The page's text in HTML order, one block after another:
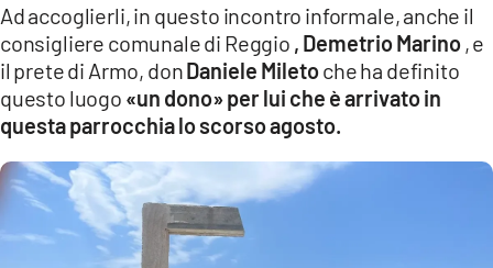
Ad accoglierli, in questo incontro informale, anche il
consigliere comunale di Reggio , Demetrio Marino, e
il prete di Armo, donDaniele Miletoche ha definito
questo luogo «un dono» per lui che è arrivato in
questa parrocchia lo scorso agosto.